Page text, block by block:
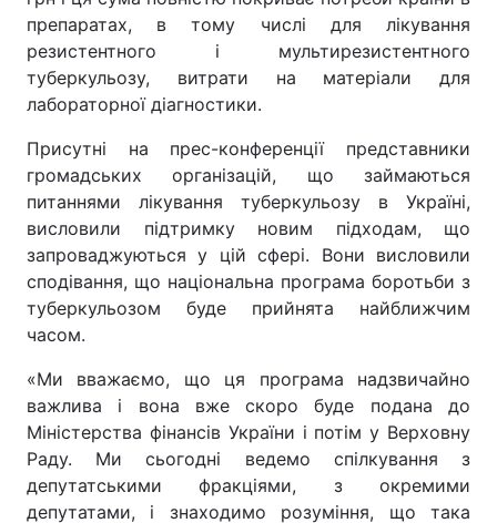
препаратах, в тому числі для лікування
резистентного і мультирезистентного
туберкульозу, витрати на матеріали для
лабораторної діагностики.
Присутні на прес-конференції представники
громадських організацій, що займаються
питаннями лікування туберкульозу в Україні,
висловили підтримку новим підходам, що
запроваджуються у цій сфері. Вони висловили
сподівання, що національна програма боротьби з
туберкульозом буде прийнята найближчим
часом.
«Ми вважаємо, що ця програма надзвичайно
важлива і вона вже скоро буде подана до
Міністерства фінансів України і потім у Верховну
Раду. Ми сьогодні ведемо спілкування з
депутатськими фракціями, з окремими
депутатами, і знаходимо розуміння, що така